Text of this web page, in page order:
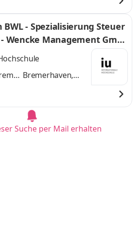
- Spezialisierung Steuer
Wencke Management Gmb
Bremerhaven,
Suche per Mail erhalten